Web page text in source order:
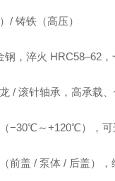
/ 铸铁（高压）
钢，淬火 HRC58–62
/ 滚针轴承，高承载
−30℃～+120℃），
前盖 / 泵体 / 后盖），